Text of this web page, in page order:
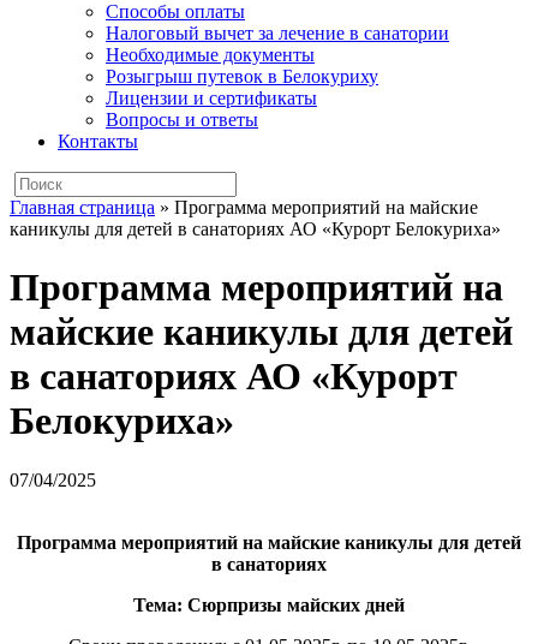
Способы оплаты
Налоговый вычет за лечение в санатории
Необходимые документы
Розыгрыш путевок в Белокуриху
Лицензии и сертификаты
Вопросы и ответы
Контакты
Главная страница » Программа мероприятий на майские
каникулы для детей в санаториях АО «Курорт Белокуриха»
Программа мероприятий на
майские каникулы для детей
в санаториях АО «Курорт
Белокуриха»
07/04/2025
Программа мероприятий на майские каникулы для детей
в санаториях
Тема: Сюрпризы майских дней